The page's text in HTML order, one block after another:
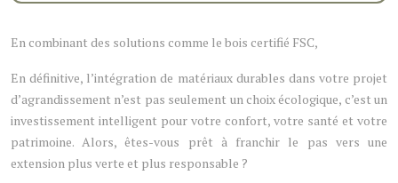
En combinant des solutions comme le bois certifié FSC,
En définitive, l’intégration de matériaux durables dans votre projet
d’agrandissement n’est pas seulement un choix écologique, c’est un
investissement intelligent pour votre confort, votre santé et votre
patrimoine. Alors, êtes-vous prêt à franchir le pas vers une
extension plus verte et plus responsable ?